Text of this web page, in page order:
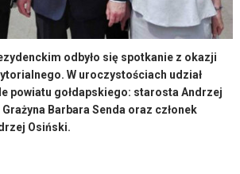
odbyło się spotkanie z okazji
W uroczystościach udział
powiatu gołdapskiego: starosta Andrzej
Barbara Senda oraz członek
Osiński.